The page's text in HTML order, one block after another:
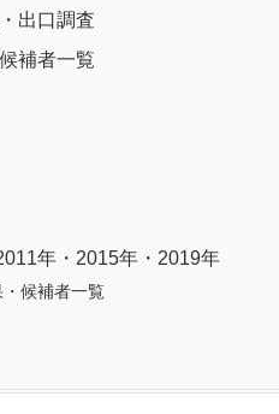
出口調査
補者一覧
年・2015年・2019年
候補者一覧